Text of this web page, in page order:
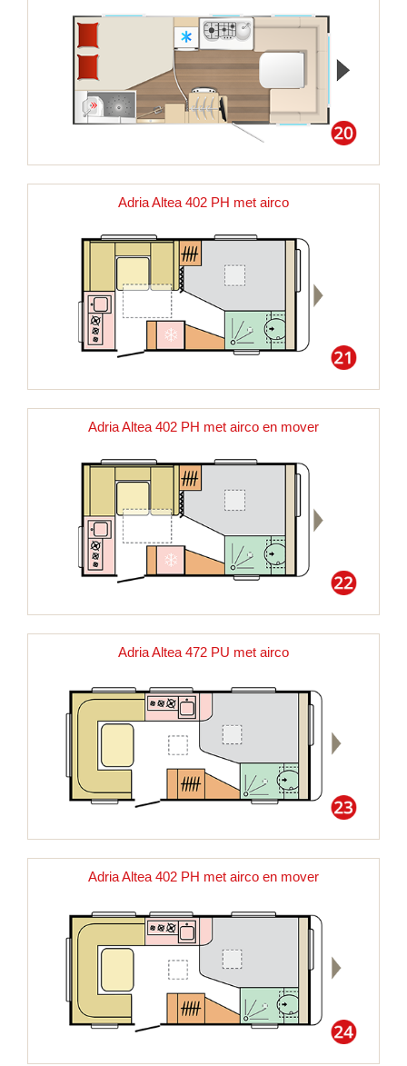
Adria Altea 402 PH met airco
Adria Altea 402 PH met airco en mover
Adria Altea 472 PU met airco
Adria Altea 402 PH met airco en mover